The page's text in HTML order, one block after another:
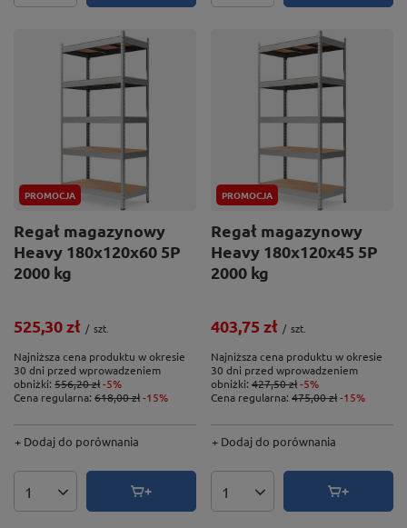
PROMOCJA
Regał magazynowy
Heavy 180x120x60 5P
2000 kg
525,30 zł / szt.
Najniższa cena produktu w okresie
30 dni przed wprowadzeniem
obniżki: 556,20 zł-5%
Cena regularna: 618,00 zł-15%
+ Dodaj do porównania
Ilość produktów
PROMOCJA
Regał magazynowy
Heavy 180x120x45 5P
2000 kg
403,75 zł / szt.
Najniższa cena produktu w okresie
30 dni przed wprowadzeniem
obniżki: 427,50 zł-5%
Cena regularna: 475,00 zł-15%
+ Dodaj do porównania
Ilość produktów